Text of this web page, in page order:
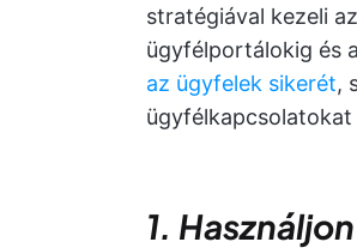
stratégiával kezeli
ügyfélportálokig és
az ügyfelek sikerét,
ügyfélkapcsolatokat
1.